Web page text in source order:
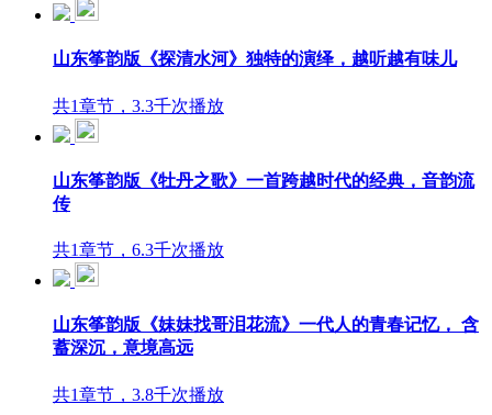
山东筝韵版《探清水河》独特的演绎，越听越有味儿
共1章节，3.3千次播放
山东筝韵版《牡丹之歌》一首跨越时代的经典，音韵流
传
共1章节，6.3千次播放
山东筝韵版《妹妹找哥泪花流》一代人的青春记忆， 含
蓄深沉，意境高远
共1章节，3.8千次播放